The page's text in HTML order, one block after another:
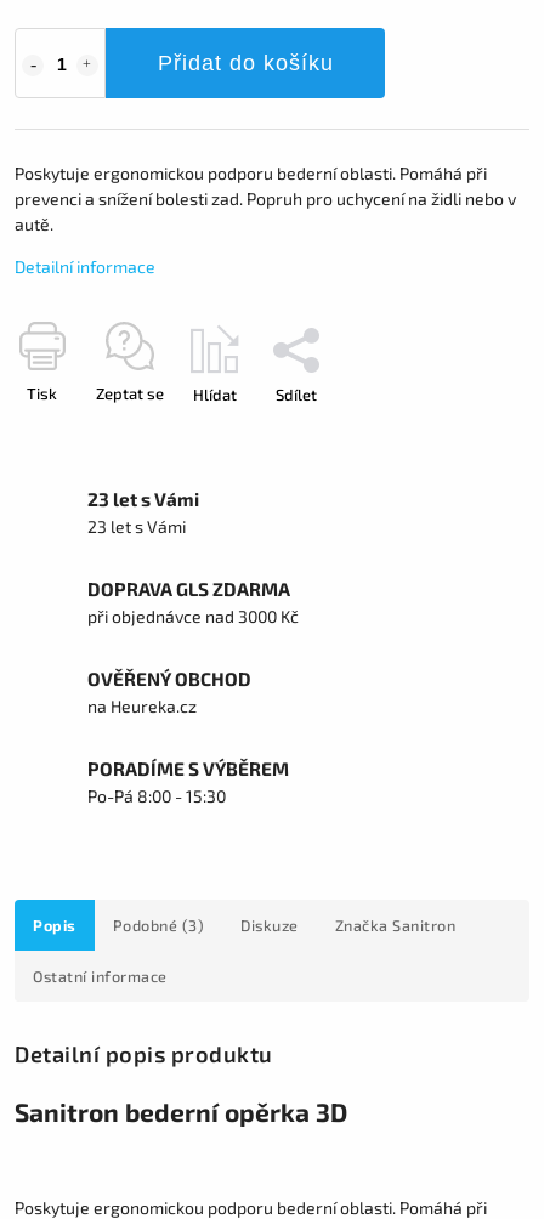
Přidat do košíku
Poskytuje ergonomickou podporu bederní oblasti. Pomáhá při
prevenci a snížení bolesti zad. Popruh pro uchycení na židli nebo v
autě.
Detailní informace
Tisk Zeptat se Hlídat Sdílet
23 let s Vámi
23 let s Vámi
DOPRAVA GLS ZDARMA
při objednávce nad 3000 Kč
OVĚŘENÝ OBCHOD
na Heureka.cz
PORADÍME S VÝBĚREM
Po-Pá 8:00 - 15:30
Popis Podobné (3) Diskuze Značka Sanitron
Ostatní informace
Detailní popis produktu
Sanitron bederní opěrka 3D
Poskytuje ergonomickou podporu bederní oblasti. Pomáhá při